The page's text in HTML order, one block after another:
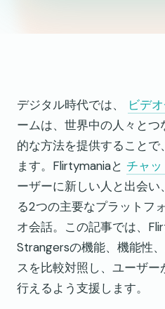
デジタル時代では、 ビデ
ームは、世界中の人々と
的な方法を提供すること
ます。Flirtymaniaと チャッ
ーザーに新しい人と出会
る2つの主要なプラットフ
オ会話。この記事では、
Strangersの機能、機能性
スを比較対照し、ユーザ
行えるよう支援します。